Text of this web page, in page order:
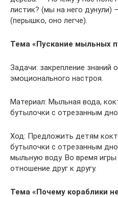
листик? (мы на него
(перышко, оно легче).
Тема «Пускание мыльных
Задачи: закрепление знаний
эмоционального настроя.
Материал: Мыльная вода,
бутылочки с отрезанным
Ход: Предложить детям
бутылочки с отрезанным
мыльную воду. Во время
отношение друг к другу.
Тема «Почему кораблики